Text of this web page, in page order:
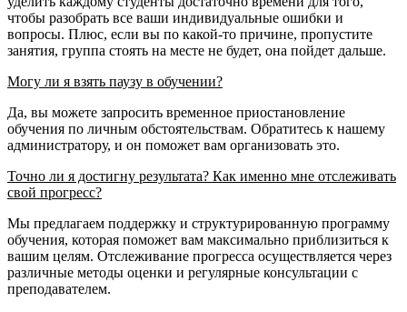
чтобы разобрать все ваши индивидуальные ошибки и
вопросы. Плюс, если вы по какой-то причине, пропустите
занятия, группа стоять на месте не будет, она пойдет дальше.
Могу ли я взять паузу в обучении?
Да, вы можете запросить временное приостановление
обучения по личным обстоятельствам. Обратитесь к нашему
администратору, и он поможет вам организовать это.
Точно ли я достигну результата? Как именно мне отслеживать
свой прогресс?
Мы предлагаем поддержку и структурированную программу
обучения, которая поможет вам максимально приблизиться к
вашим целям. Отслеживание прогресса осуществляется через
различные методы оценки и регулярные консультации с
преподавателем.